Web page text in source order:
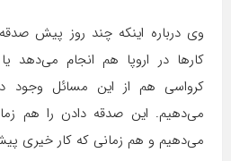
وی درباره اینکه چند روز پیش
کارها در اروپا هم انجام می‌دهد
کرواسی هم از این مسائل وجود
می‌دهیم. این صدقه دادن را هم
می‌دهیم و هم زمانی که کار خیری